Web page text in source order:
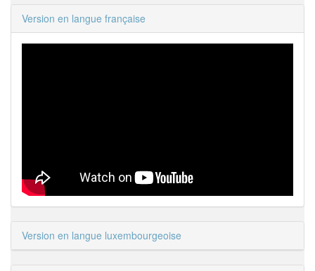
Version en langue française
Version en langue luxembourgeoise